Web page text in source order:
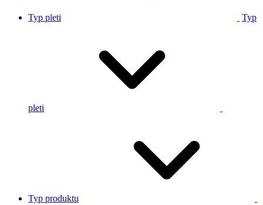
Typ pleti Typ
pleti
Typ produktu